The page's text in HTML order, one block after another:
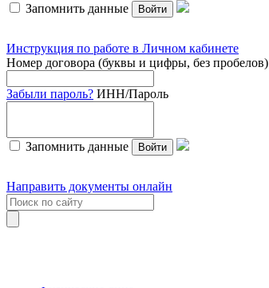
Запомнить данные Войти
Инструкция по работе в Личном кабинете
Номер договора (буквы и цифры, без пробелов)
Забыли пароль? ИНН/Пароль
Запомнить данные Войти
Направить документы онлайн